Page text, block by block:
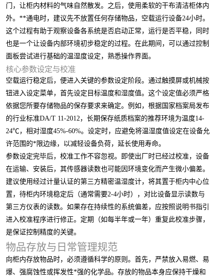
门，让柜内材料的气味自然散发。之后，使用柔软的干布清洁柜体内
外。**通电时，建议先不放置任何存储物品，空载运行设备24小时。
这个过程有助于观察设备各系统是否启动正常，运行是否平稳，同时
也是一个让设备内部环境初步稳定的过程。在此期间，可以通过控制
面板尝试进行基础的温湿度设定，熟悉操作界面。
核心参数设定与校准
空载运行稳定后，便进入关键的参数设定阶段。通过触摸屏或机械按
钮进入设定菜单，首先设定目标温度和湿度值。这个设定值必须严格
依据您所要存储物品的保存要求来确定。例如，根据国家档案局发布
的行业标准DA/T 11-2012，长期保存纸质档案的推荐环境为温度14-
24℃，相对湿度45%-60%。设定时，应避免将温湿度值设定在设备允
许范围的*限边缘，以减轻设备负荷，延长使用寿命。
参数设定完毕后，校准工作不容忽视。即使出厂时已经过校准，设备
在运输、安装后，其传感器读数也可能因环境变化而产生微小偏差。
建议使用经过计量认证的第三方精密温湿度计，将其置于柜内中心位
置，待柜内环境稳定后（通常需要2-4小时），对比设备显示读数与
第三方仪表的读数。如果存在持续性的系统偏差，应按照说明书指引
进入校准程序进行修正。定期（如每半年或一年）重复此校准步骤，
是保证控制精度的关键。
物品存放与日常管理规范
向柜内存放物品时，必须遵循科学的原则。首先，严禁放入易燃、易
爆、强腐蚀性或挥发性*强的化学品。存放的物品本身应保持干燥和